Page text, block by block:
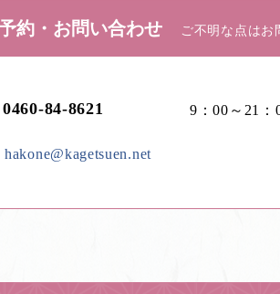
約・お問い合わせ ご不明な点はお
0460-84-8621 9：00～21：
hakone@kagetsuen.net